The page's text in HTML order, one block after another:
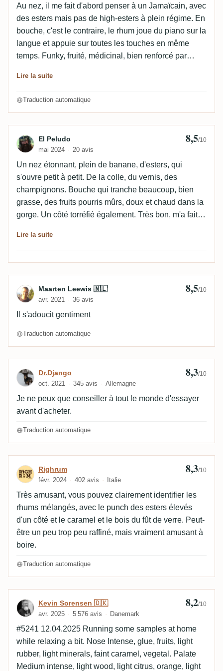
notes fruitées, végétales et épicées. À la fois intense
et subtil, aromatique, gourmand, très rond et d’une
grande complexité, ce rhum est une franche réussite.
Au nez, il me fait d'abord penser à un Jamaïcain, avec
des esters mais pas de high-esters à plein régime. En
bouche, c'est le contraire, le rhum joue du piano sur la
langue et appuie sur toutes les touches en même
temps. Funky, fruité, médicinal, bien renforcé par
cela demande aussi de l'attention et du calme. Encore
du rhum, qui me plaît beaucoup !
Lire la suite
Traduction automatique
Avis de El Peludo
El Peludo
mai 2024 20 avis
8,5/10
Un nez étonnant, plein de banane, d'esters, qui
s'ouvre petit à petit. De la colle, du vernis, des
champignons. Bouche qui tranche beaucoup, bien
grasse, des fruits pourris mûrs, doux et chaud dans la
gorge. Un côté torréfié également. Très bon, m'a fait
une fois la bouteille ouverte depuis un moment...
Lire la suite
Avis de Maarten Leewis 🇳🇱
Maarten Leewis 🇳🇱
avr. 2021 36 avis
8,5/10
Il s'adoucit gentiment
Traduction automatique
Avis de Dr.Django
Dr.Django
oct. 2021 345 avis Allemagne
8,3/10
Je ne peux que conseiller à tout le monde d'essayer
avant d'acheter.
Traduction automatique
Avis de Righrum
Righrum
févr. 2024 402 avis Italie
8,3/10
Très amusant, vous pouvez clairement identifier les
rhums mélangés, avec le punch des esters élevés
d'un côté et le caramel et le bois du fût de verre. Peut-
être un peu trop peu raffiné, mais vraiment amusant à
boire.
Traduction automatique
Avis de Kevin Sorensen 🇩🇰
Kevin Sorensen 🇩🇰
avr. 2025 5 576 avis Danemark
8,2/10
#5241 12.04.2025 Running some samples at home
while relaxing a bit. Nose Intense, glue, fruits, light
rubber, light minerals, faint caramel, vegetal. Palate
Medium intense, light wood, light citrus, orange, light